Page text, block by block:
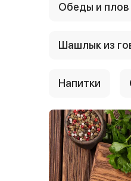
Обеды и плов
Шашлык из
Напитки